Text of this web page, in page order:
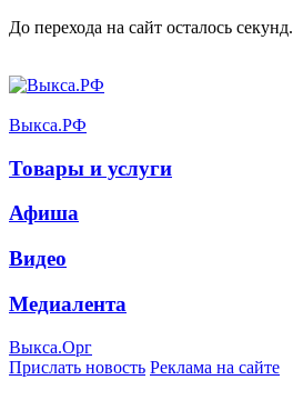
До перехода на сайт осталось секунд.
Выкса.РФ
Товары и услуги
Афиша
Видео
Медиалента
Выкса.Орг
Прислать новость Реклама на сайте